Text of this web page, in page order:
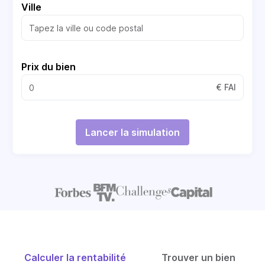
Ville
Prix du bien
€ FAI
Lancer la simulation
Calculer la rentabilité
Trouver un bien